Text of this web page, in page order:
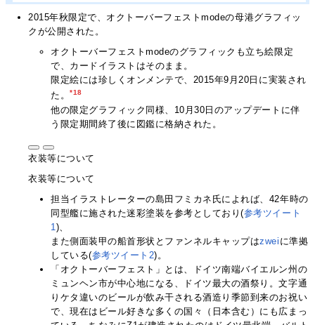
2015年秋限定で、オクトーバーフェストmodeの母港グラフィッ
クが公開された。
オクトーバーフェストmodeのグラフィックも立ち絵限定
で、カードイラストはそのまま。
限定絵には珍しくオンメンテで、2015年9月20日に実装され
た。*18
他の限定グラフィック同様、10月30日のアップデートに伴
う限定期間終了後に図鑑に格納された。
衣装等について
衣装等について
担当イラストレーターの島田フミカネ氏によれば、42年時の
同型艦に施された迷彩塗装を参考としており(参考ツイート
1)、
また側面装甲の船首形状とファンネルキャップはzwei に準拠
している(参考ツイート2)。
「オクトーバーフェスト」とは、ドイツ南端バイエルン州の
ミュンヘン市が中心地になる、ドイツ最大の酒祭り。文字通
りケタ違いのビールが飲み干される酒造り季節到来のお祝い
で、現在はビール好きな多くの国々（日本含む）にも広まっ